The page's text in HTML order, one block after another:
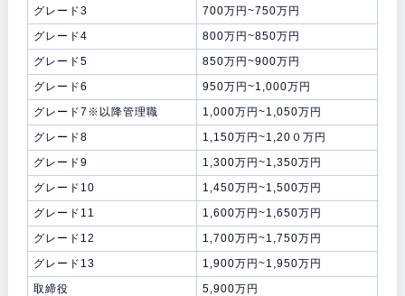
グレード3
700万円~750万円
グレード4
800万円~850万円
グレード5
850万円~900万円
グレード6
950万円~1,000万円
グレード7※以降管理職
1,000万円~1,050万円
グレード8
1,150万円~1,20０万円
グレード9
1,300万円~1,350万円
グレード10
1,450万円~1,500万円
グレード11
1,600万円~1,650万円
グレード12
1,700万円~1,750万円
グレード13
1,900万円~1,950万円
取締役
5,900万円